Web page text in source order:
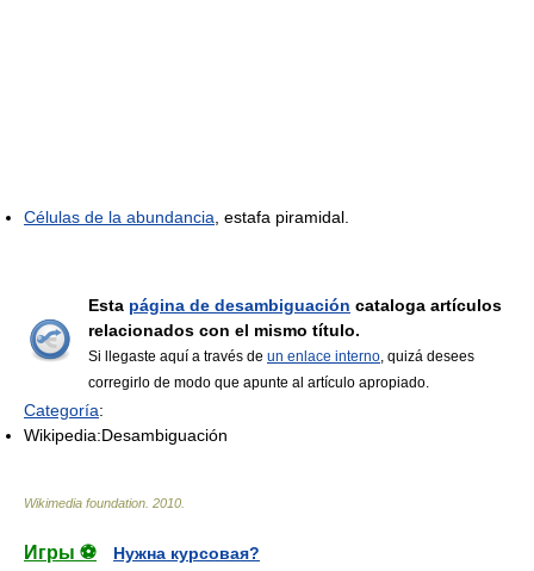
Células de la abundancia , estafa piramidal.
Esta página de desambiguación cataloga artículos
relacionados con el mismo título.
Si llegaste aquí a través de un enlace interno, quizá desees
corregirlo de modo que apunte al artículo apropiado.
Categoría:
Wikipedia:Desambiguación
Wikimedia foundation 2010
Игры ⚽ Нужна курсовая?